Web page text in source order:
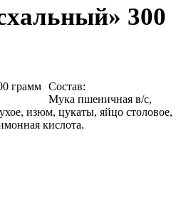
300
Состав:
Мука пшеничная в/с,
изюм, цукаты, яйцо столовое,
кислота.